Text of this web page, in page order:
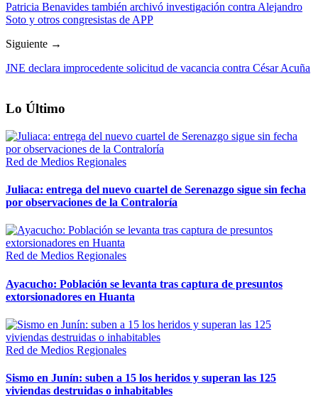
Patricia Benavides también archivó investigación contra Alejandro
Soto y otros congresistas de APP
Siguiente →
JNE declara improcedente solicitud de vacancia contra César Acuña
Lo Último
Red de Medios Regionales
Juliaca: entrega del nuevo cuartel de Serenazgo sigue sin fecha
por observaciones de la Contraloría
Red de Medios Regionales
Ayacucho: Población se levanta tras captura de presuntos
extorsionadores en Huanta
Red de Medios Regionales
Sismo en Junín: suben a 15 los heridos y superan las 125
viviendas destruidas o inhabitables